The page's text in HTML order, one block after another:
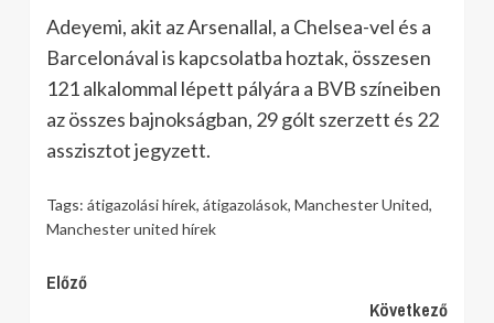
Adeyemi, akit az Arsenallal, a Chelsea-vel és a
Barcelonával is kapcsolatba hoztak, összesen
121 alkalommal lépett pályára a BVB színeiben
az összes bajnokságban, 29 gólt szerzett és 22
asszisztot jegyzett.
Tags: átigazolási hírek, átigazolások, Manchester United,
Manchester united hírek
Continue
Előző
Következő